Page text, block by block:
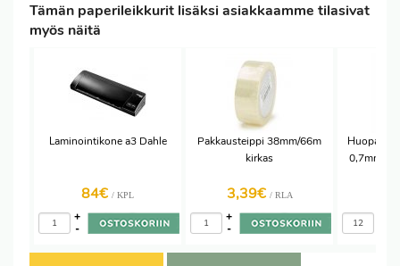
Tämän paperileikkurit lisäksi asiakkaamme tilasivat
myös näitä
Laminointikone a3 Dahle
84€ / KPL
-
+
Pakkausteippi 38mm/66m
kirkas
3,39€ / RLA
-
+
0,7mm